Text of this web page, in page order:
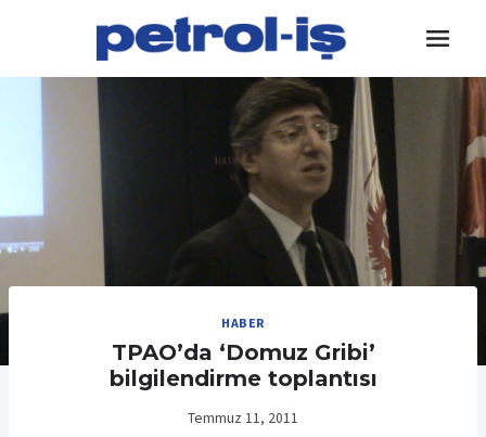
content
HABER
TPAO’da ‘Domuz Gribi’
bilgilendirme toplantısı
Temmuz 11, 2011